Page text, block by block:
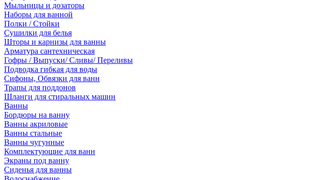
Мыльницы и дозаторы
Наборы для ванной
Полки / Стойки
Сушилки для белья
Шторы и карнизы для ванны
Арматура сантехническая
Гофры / Выпуски/ Сливы/ Переливы
Подводка гибкая для воды
Сифоны, Обвязки для ванн
Трапы для поддонов
Шланги для стиральных машин
Ванны
Бордюры на ванну
Ванны акриловые
Ванны стальные
Ванны чугунные
Комплектующие для ванн
Экраны под ванну
Сиденья для ванны